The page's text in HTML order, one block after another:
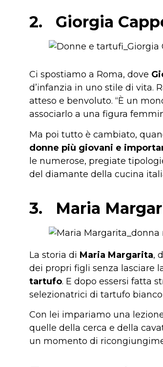
2. Giorgia
Ci spostiamo a Roma, dove
d’infanzia in uno stile di vita.
atteso e benvoluto. “È un
associarlo a una figura
Ma poi tutto è cambiato,
donne più giovani e
le numerose, pregiate
del diamante della cucina
3. Maria
La storia di Maria Margarita,
dei propri figli senza lasciare
tartufo. E dopo essersi fatta
selezionatrici di tartufo
Con lei impariamo una
quelle della cerca e della
un momento di